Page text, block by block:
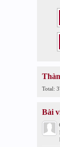
Total:
Bài